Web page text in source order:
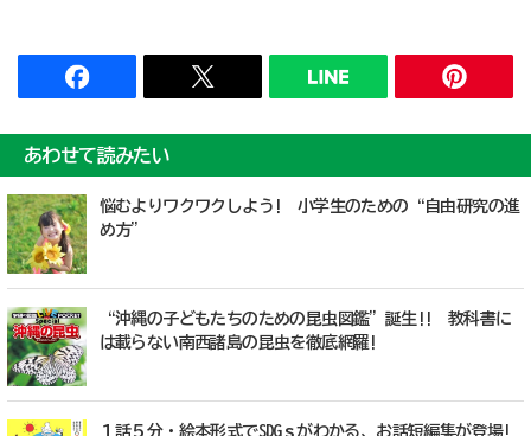
あわせて読みたい
悩むよりワクワクしよう! 小学生のための“自由研究の進
め方”
“沖縄の子どもたちのための昆虫図鑑”誕生!! 教科書に
は載らない南西諸島の昆虫を徹底網羅!
１話５分・絵本形式でSDGｓがわかる、お話短編集が登場!